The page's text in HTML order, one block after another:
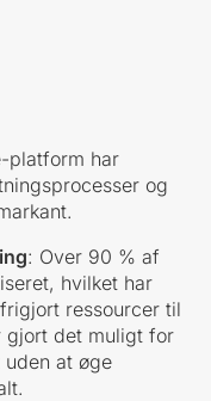
platform har
og
: Over 90 % af
hvilket har
ressourcer til
gjort det muligt for
uden at øge